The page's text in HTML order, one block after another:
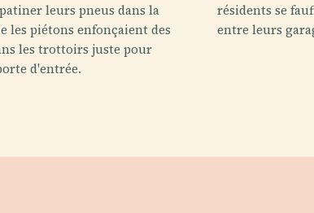
leurs pneus dans la
les piétons enfonçaient des
les trottoirs juste pour
d'entrée.
résidents se
entre leurs